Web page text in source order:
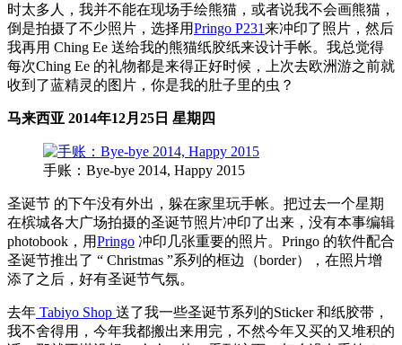
时太多人，我并不能在现场手绘熊猫，或者说我不会画熊猫，
倒是拍摄了不少照片，选择用Pringo P231来冲印了照片，然后
我再用 Ching Ee 送给我的熊猫纸胶纸来设计手帐。我总觉得
每次Ching Ee 的礼物都是来得正好时候，上次去欧洲游之前就
收到了蓝精灵的图片，你是我的肚子里的虫？
马来西亚 2014年12月25日 星期四
手账：Bye-bye 2014, Happy 2015
圣诞节 的下午没有外出，躲在家里玩手帐。把过去一个星期
在槟城各大广场拍摄的圣诞节照片冲印了出来，没有本事编辑
photobook，用Pringo 冲印几张重要的照片。Pringo 的软件配合
圣诞节推出了 “ Christmas ”系列的框边（border），在照片增
添了之后，好有圣诞节气氛。
去年 Tabiyo Shop 送了我一些圣诞节系列的Sticker 和纸胶带，
我不舍得用，今年我都搬出来用完，不然今年又买的又堆积的